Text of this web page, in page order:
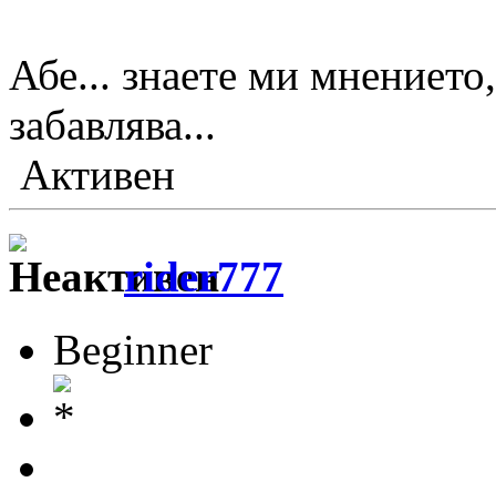
Абе... знаете ми
забавлява...
Активен
rider777
Beginner